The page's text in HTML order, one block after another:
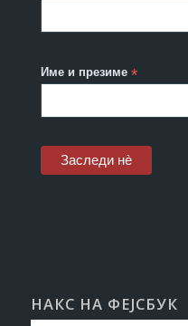
Име и презиме*
НАКС НА ФЕЈСБУК